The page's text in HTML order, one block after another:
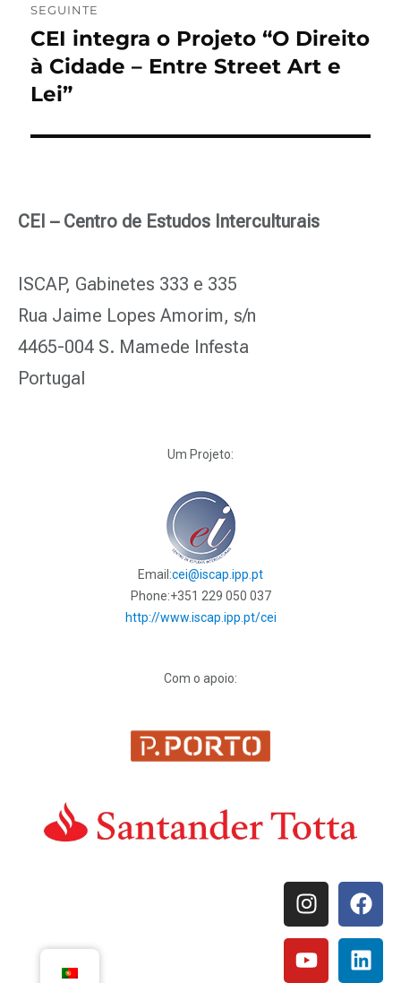
SEGUINTE
CEI integra o Projeto “O Direito
à Cidade – Entre Street Art e
Lei”
CEI – Centro de Estudos Interculturais
ISCAP, Gabinetes 333 e 335
Rua Jaime Lopes Amorim, s/n
4465-004 S. Mamede Infesta
Portugal
Um Projeto:
Email:cei@iscap.ipp.pt
Phone:+351 229 050 037
http://www.iscap.ipp.pt/cei
Com o apoio: